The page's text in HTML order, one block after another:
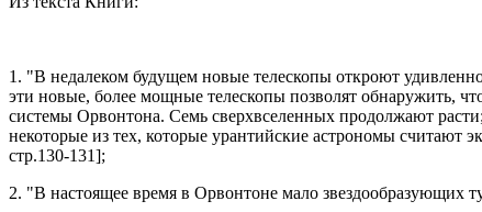
1. "В недалеком будущем новые телескопы откроют
эти новые, более мощные телескопы позволят обнаружить,
системы Орвонтона. Семь сверхвселенных продолжают
некоторые из тех, которые урантийские астрономы считают
стр.130-131];
2. "В настоящее время в Орвонтоне мало звездообразующих